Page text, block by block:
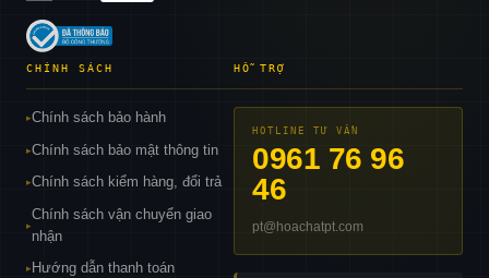
CHÍNH SÁCH
▸Chính sách bảo hành
▸Chính sách bảo mật thông tin
▸Chính sách kiểm hàng, đổi trả
▸
Chính sách vận chuyển giao
nhận
▸ Hướng dẫn thanh toán
HỖ TRỢ
HOTLINE TƯ VẤN
0961 76 96
46
pt@hoachatpt.com